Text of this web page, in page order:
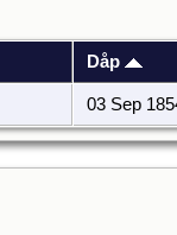
Dåp
03 Sep